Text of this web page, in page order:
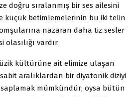
doğru sıralanmış bir ses ailesini
küçük betimlemelerinin bu iki telin
nazaran daha tiz sesler
olasılığı vardır.
kültürüne ait elimize ulaşan
aralıklardan bir diyatonik diziyi
mümkündür; oysa bütün